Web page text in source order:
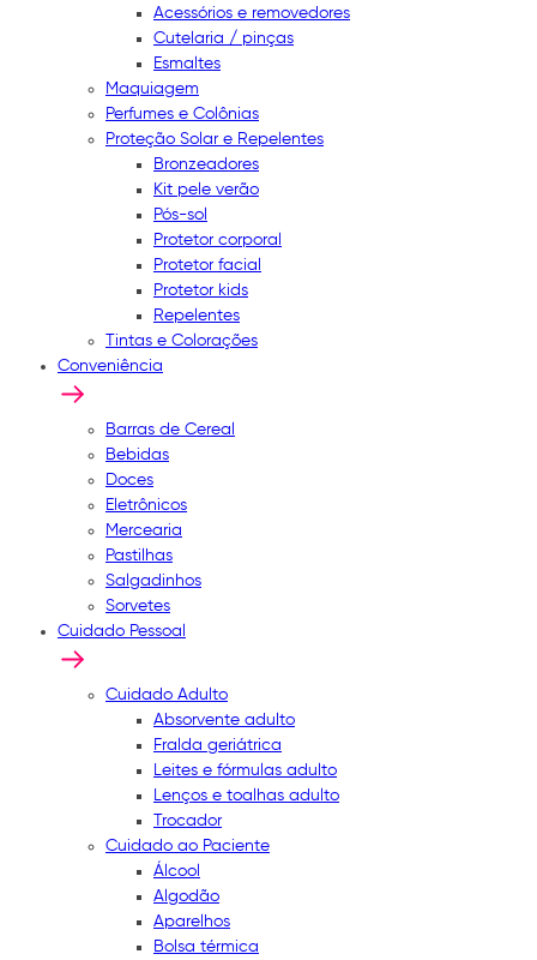
Acessórios e removedores
Cutelaria / pinças
Esmaltes
Maquiagem
Perfumes e Colônias
Proteção Solar e Repelentes
Bronzeadores
Kit pele verão
Pós-sol
Protetor corporal
Protetor facial
Protetor kids
Repelentes
Tintas e Colorações
Conveniência
Barras de Cereal
Bebidas
Doces
Eletrônicos
Mercearia
Pastilhas
Salgadinhos
Sorvetes
Cuidado Pessoal
Cuidado Adulto
Absorvente adulto
Fralda geriátrica
Leites e fórmulas adulto
Lenços e toalhas adulto
Trocador
Cuidado ao Paciente
Álcool
Algodão
Aparelhos
Bolsa térmica